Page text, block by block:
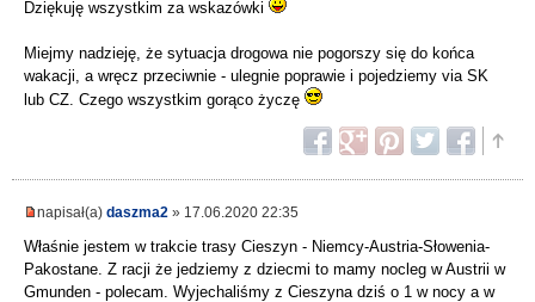
Dziękuję wszystkim za wskazówki
Miejmy nadzieję, że sytuacja drogowa nie pogorszy się do końca
wakacji, a wręcz przeciwnie - ulegnie poprawie i pojedziemy via SK
lub CZ. Czego wszystkim gorąco życzę
napisał(a) daszma2 » 17.06.2020 22:35
Właśnie jestem w trakcie trasy Cieszyn - Niemcy-Austria-Słowenia-
Pakostane. Z racji że jedziemy z dziecmi to mamy nocleg w Austrii w
Gmunden - polecam. Wyjechaliśmy z Cieszyna dziś o 1 w nocy a w